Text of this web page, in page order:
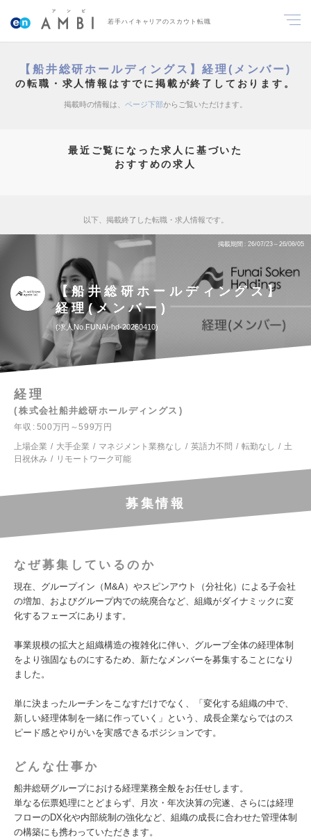
若手ハイキャリアのスカウト転職
【船井総研ホールディングス】経理(メンバー)
の転職・求人情報はすでに掲載が終了しております。
掲載時の情報は、 ページ下部からご覧いただけます。
最近ご覧になった求人に基づいた
おすすめの求人
以下、掲載終了した転職・求人情報です。
掲載期間 26/07/23～26/08/05
【船井総研ホールディングス】
経理(メンバー)
求人No.FUNAI-hd-20260410
経理
株式会社船井総研ホールディングス
年収
500万円～599万円
上場企業
大手企業 マネジメント業務なし 英語力不問 転勤なし
土
日祝休み
リモートワーク可能
募集情報
なぜ募集しているのか
現在、グループイン（M&A）やスピンアウト（分社化）による子会社
の増加、およびグループ内での統廃合など、組織がダイナミックに変
化するフェーズにあります。
事業規模の拡大と組織構造の複雑化に伴い、グループ全体の経理体制
をより強固なものにするため、新たなメンバーを募集することになり
ました。
単に決まったルーチンをこなすだけでなく、「変化する組織の中で、
新しい経理体制を一緒に作っていく」という、成長企業ならではのス
ピード感とやりがいを実感できるポジションです。
どんな仕事か
船井総研グループにおける経理業務全般をお任せします。
単なる伝票処理にとどまらず、月次・年次決算の完遂、さらには経理
フローのDX化や内部統制の強化など、組織の成長に合わせた管理体制
の構築にも携わっていただきます。